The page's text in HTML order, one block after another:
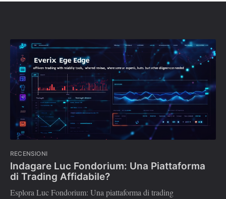
RECENSIONI
Indagare Luc Fondorium: Una Piattaforma
di Trading Affidabile?
Esplora Luc Fondorium: Una piattaforma di trading